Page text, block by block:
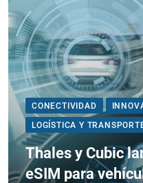
CONECTIVIDAD
LOGÍSTICA Y
Thales y Cubic
eSIM para